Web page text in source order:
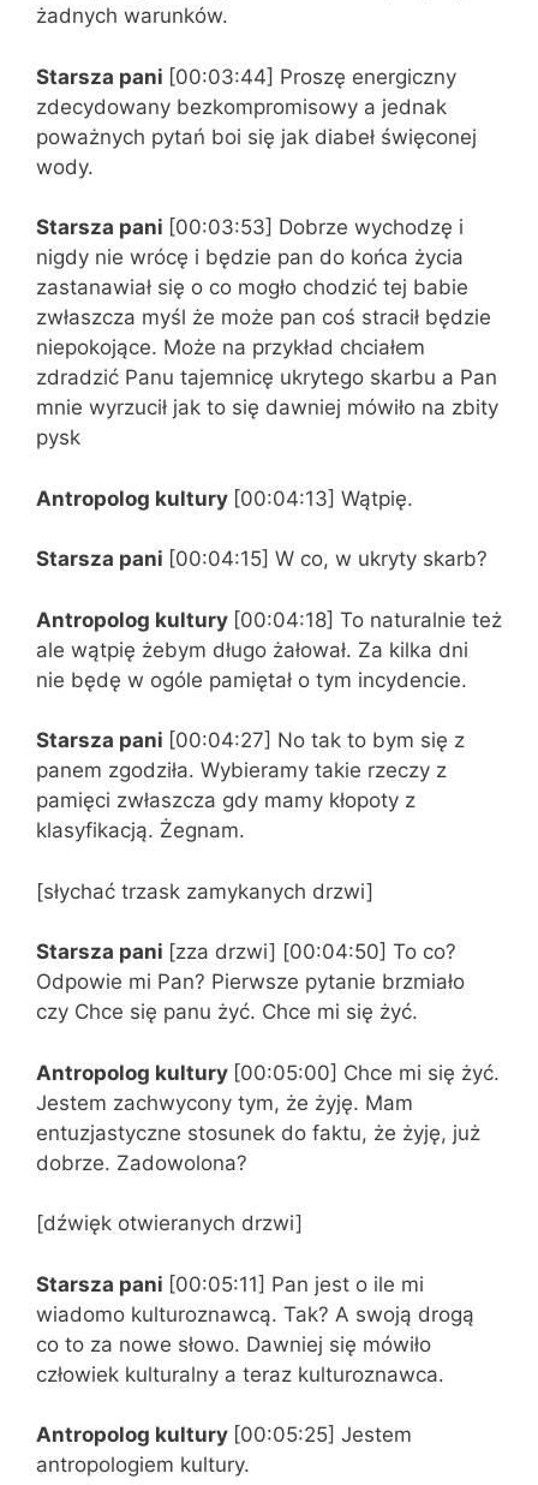
żadnych warunków.
Starsza pani [00:03:44] Proszę energiczny
zdecydowany bezkompromisowy a jednak
poważnych pytań boi się jak diabeł święconej
wody.
Starsza pani [00:03:53] Dobrze wychodzę i
nigdy nie wrócę i będzie pan do końca życia
zastanawiał się o co mogło chodzić tej babie
zwłaszcza myśl że może pan coś stracił będzie
niepokojące. Może na przykład chciałem
zdradzić Panu tajemnicę ukrytego skarbu a Pan
mnie wyrzucił jak to się dawniej mówiło na zbity
pysk
Antropolog kultury [00:04:13] Wątpię.
Starsza pani [00:04:15] W co, w ukryty skarb?
Antropolog kultury [00:04:18] To naturalnie też
ale wątpię żebym długo żałował. Za kilka dni
nie będę w ogóle pamiętał o tym incydencie.
Starsza pani [00:04:27] No tak to bym się z
panem zgodziła. Wybieramy takie rzeczy z
pamięci zwłaszcza gdy mamy kłopoty z
klasyfikacją. Żegnam.
[słychać trzask zamykanych drzwi]
Starsza pani [zza drzwi] [00:04:50] To co?
Odpowie mi Pan? Pierwsze pytanie brzmiało
czy Chce się panu żyć. Chce mi się żyć.
Antropolog kultury [00:05:00] Chce mi się żyć.
Jestem zachwycony tym, że żyję. Mam
entuzjastyczne stosunek do faktu, że żyję, już
dobrze. Zadowolona?
[dźwięk otwieranych drzwi]
Starsza pani [00:05:11] Pan jest o ile mi
wiadomo kulturoznawcą. Tak? A swoją drogą
co to za nowe słowo. Dawniej się mówiło
człowiek kulturalny a teraz kulturoznawca.
Antropolog kultury [00:05:25] Jestem
antropologiem kultury.